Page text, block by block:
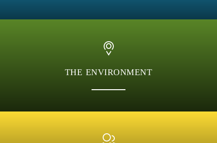
THE ENVIRONMENT